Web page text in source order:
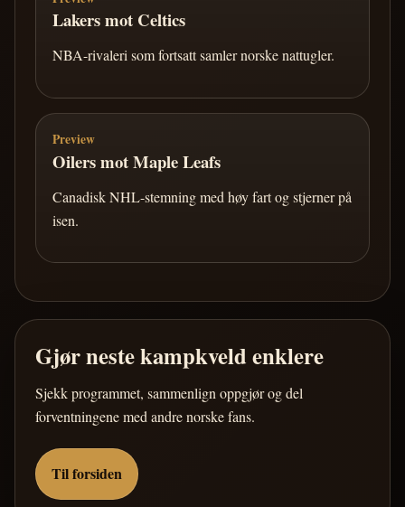
Lakers mot Celtics
NBA-rivaleri som fortsatt samler norske nattugler.
Preview
Oilers mot Maple Leafs
Canadisk NHL-stemning med høy fart og stjerner på
isen.
Gjør neste kampkveld enklere
Sjekk programmet, sammenlign oppgjør og del
forventningene med andre norske fans.
Til forsiden